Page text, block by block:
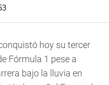
hoy su tercer
Fórmula 1 pese a
bajo la lluvia en